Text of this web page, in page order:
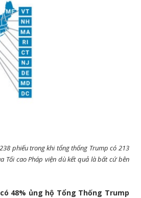
phiếu trong khi tổng thống Trump có 213
Tối cao Pháp viện dù kết quả là bất cứ bên
48% ủng hộ Tổng Thống Trump